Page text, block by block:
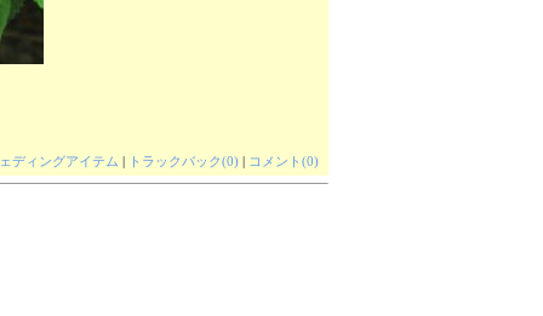
ディングアイテム | トラックバック(0) | コメント(0)